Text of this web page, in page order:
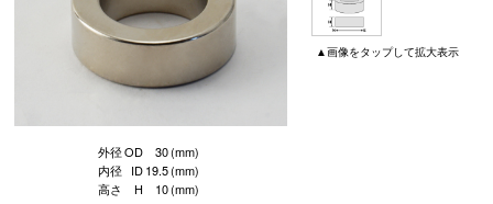
▲画像をタップして拡大表示
外径OD 30(mm)
内径 ID19.5(mm)
高さ
H 10(mm)